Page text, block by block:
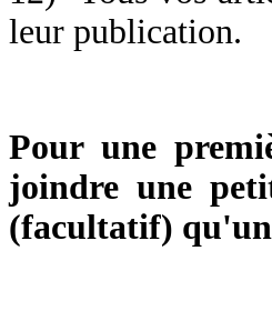
leur publication.
Pour une
joindre une
(facultatif)